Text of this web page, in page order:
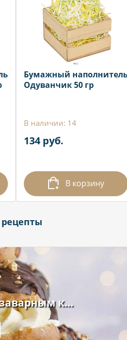
Бумажный
Одуванчик 50 гр
В наличии: 14
134 руб.
В корзину
к...